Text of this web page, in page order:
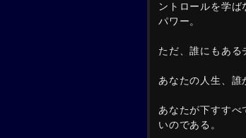
ントロールを学
パワー。
ただ、誰にもある
あなたの人生、誰
あなたが下すすべ
いのである。